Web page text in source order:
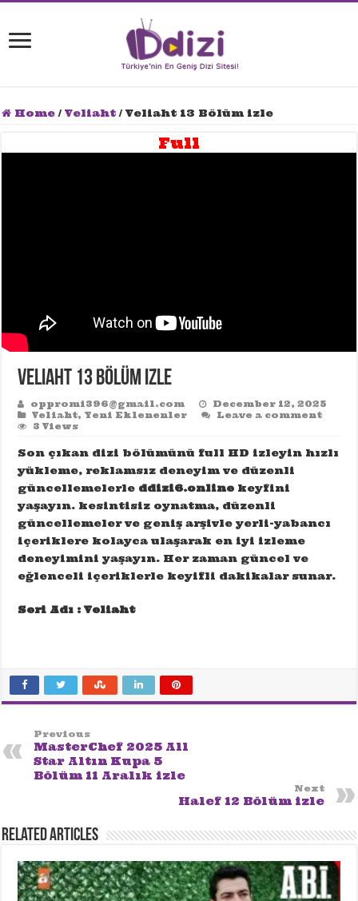
Home/ Veliaht/ Veliaht 13 Bölüm izle
Full
Veliaht 13 Bölüm izle
oppromi396@gmail.com
December 12, 2025
Veliaht, Yeni Eklenenler
Leave a comment
3 Views
Son çıkan dizi bölümünü full HD izleyin hızlı
yükleme, reklamsız deneyim ve düzenli
güncellemelerle ddizi6.online keyfini
yaşayın. kesintisiz oynatma, düzenli
güncellemeler ve geniş arşivle yerli-yabancı
içeriklere kolayca ulaşarak en iyi izleme
deneyimini yaşayın. Her zaman güncel ve
eğlenceli içeriklerle keyifli dakikalar sunar.
Seri Adı : Veliaht
Previous
MasterChef 2025 All
Star Altın Kupa 5
Bölüm 11 Aralık izle
Next
Halef 12 Bölüm izle
Related Articles